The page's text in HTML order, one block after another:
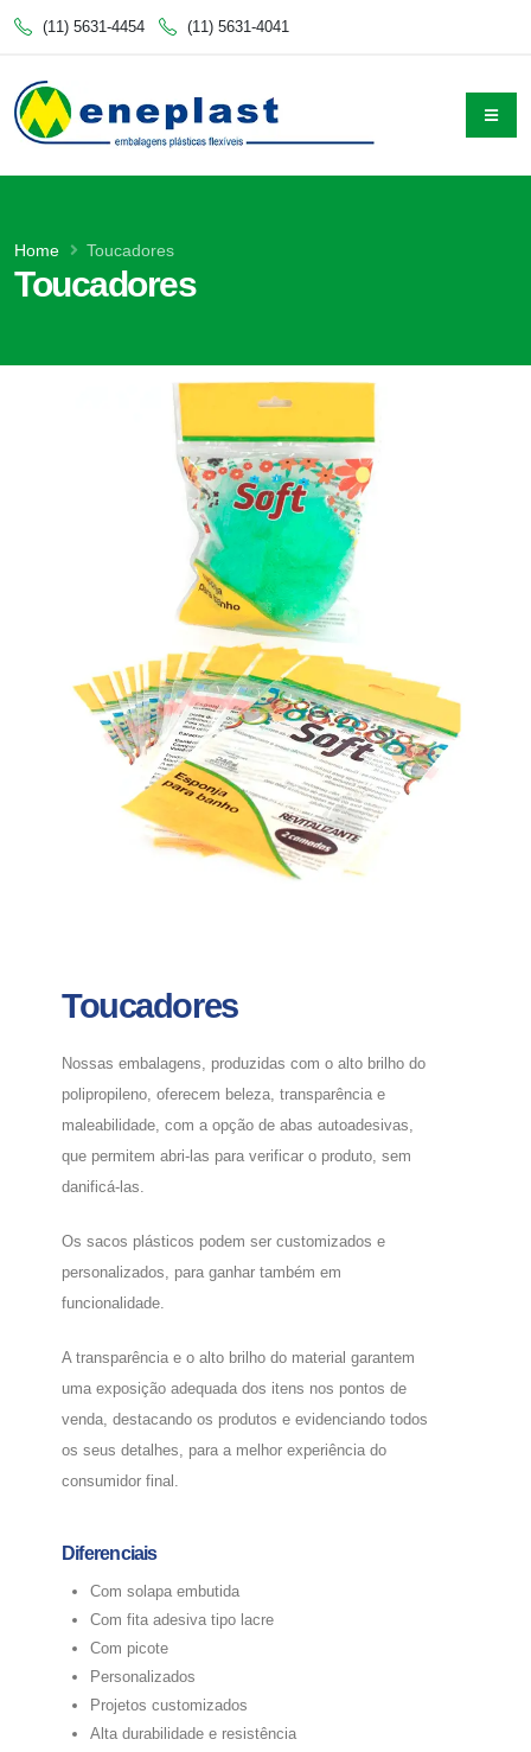
(11) 5631-4454 (11) 5631-4041
Toucadores
Home Toucadores
Toucadores
Nossas embalagens, produzidas com o alto brilho do
polipropileno, oferecem beleza, transparência e
maleabilidade, com a opção de abas autoadesivas,
que permitem abri-las para verificar o produto, sem
danificá-las.
Os sacos plásticos podem ser customizados e
personalizados, para ganhar também em
funcionalidade.
A transparência e o alto brilho do material garantem
uma exposição adequada dos itens nos pontos de
venda, destacando os produtos e evidenciando todos
os seus detalhes, para a melhor experiência do
consumidor final.
Diferenciais
Com solapa embutida
Com fita adesiva tipo lacre
Com picote
Personalizados
Projetos customizados
Alta durabilidade e resistência